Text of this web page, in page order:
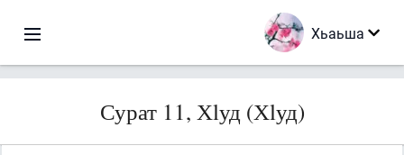
Хьаьша
Сурат 11, Хlуд (Хlуд)